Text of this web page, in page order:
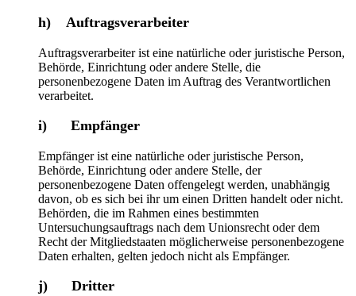
h) Auftragsverarbeiter
Auftragsverarbeiter ist eine natürliche oder juristische Person,
Behörde, Einrichtung oder andere Stelle, die
personenbezogene Daten im Auftrag des Verantwortlichen
verarbeitet.
i) Empfänger
Empfänger ist eine natürliche oder juristische Person,
Behörde, Einrichtung oder andere Stelle, der
personenbezogene Daten offengelegt werden, unabhängig
davon, ob es sich bei ihr um einen Dritten handelt oder nicht.
Behörden, die im Rahmen eines bestimmten
Untersuchungsauftrags nach dem Unionsrecht oder dem
Recht der Mitgliedstaaten möglicherweise personenbezogene
Daten erhalten, gelten jedoch nicht als Empfänger.
j) Dritter